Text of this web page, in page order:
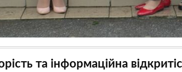
та інформаційна